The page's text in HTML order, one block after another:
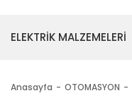
ELEKTRİK MALZEMELERİ
Anasayfa OTOMASYON